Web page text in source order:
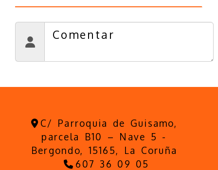
C/ Parroquia de Guisamo,
parcela B10 – Nave 5 -
Bergondo, 15165, La Coruña
607 36 09 05